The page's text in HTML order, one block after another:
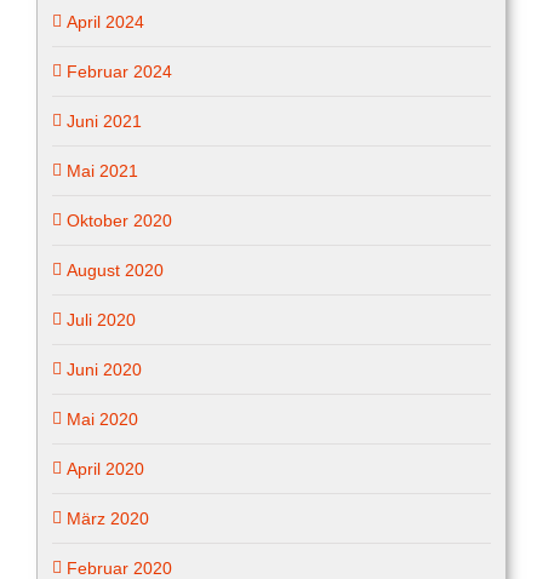
April 2024
Februar 2024
Juni 2021
Mai 2021
Oktober 2020
August 2020
Juli 2020
Juni 2020
Mai 2020
April 2020
März 2020
Februar 2020